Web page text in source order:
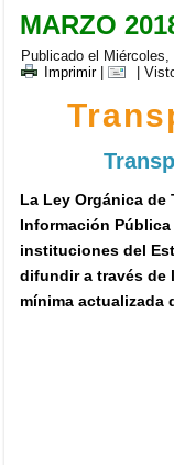
MARZO
Publicado el
Imprimir| |
La Ley Orgánica de
Información
instituciones del
difundir a través de
mínima actualizada